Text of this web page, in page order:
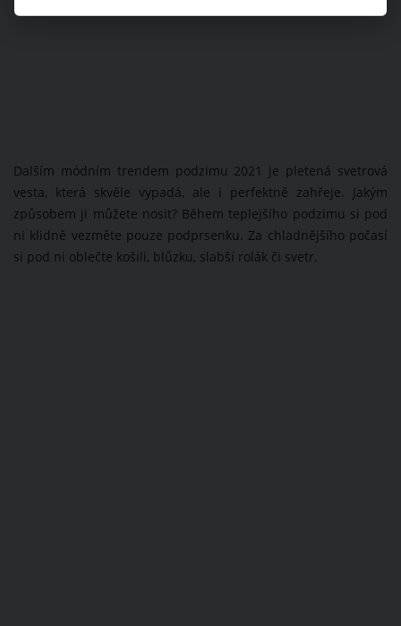
Dalším módním trendem podzimu 2021 je pletená svetrová
vesta, která skvěle vypadá, ale i perfektně zahřeje. Jakým
způsobem ji můžete nosit? Během teplejšího podzimu si pod
ni klidně vezměte pouze podprsenku. Za chladnějšího počasí
si pod ni oblečte košili, blůzku, slabší rolák či svetr.